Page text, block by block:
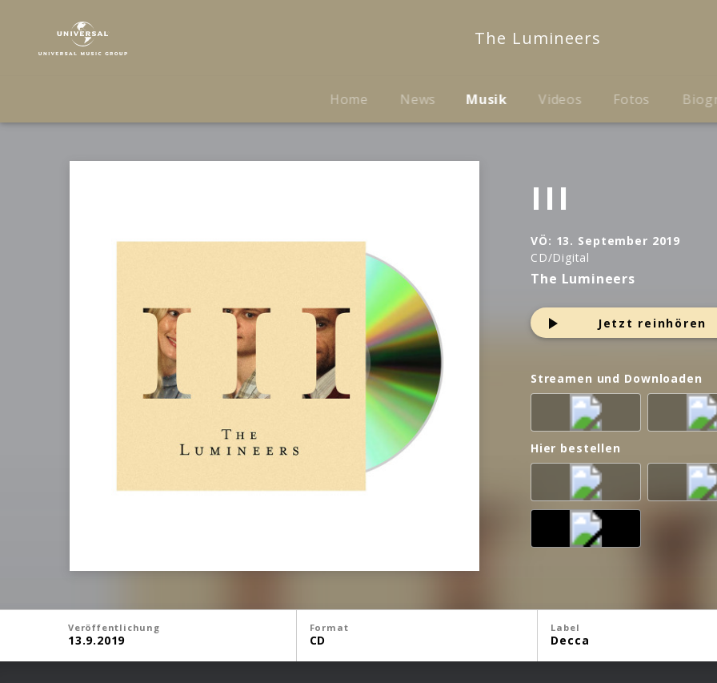
Lumineers
The Lumineers
Home News Musik Videos Fotos
III
VÖ: 13. September 2019
CD/Digital
The Lumineers
Jetzt reinhören
Streamen und Downloaden
Hier bestellen
Veröffentlichung
13.9.2019
Format
CD
Label
Decca